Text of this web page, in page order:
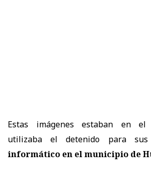
Estas imágenes estaban en el
utilizaba el detenido para sus
informático en el municipio de